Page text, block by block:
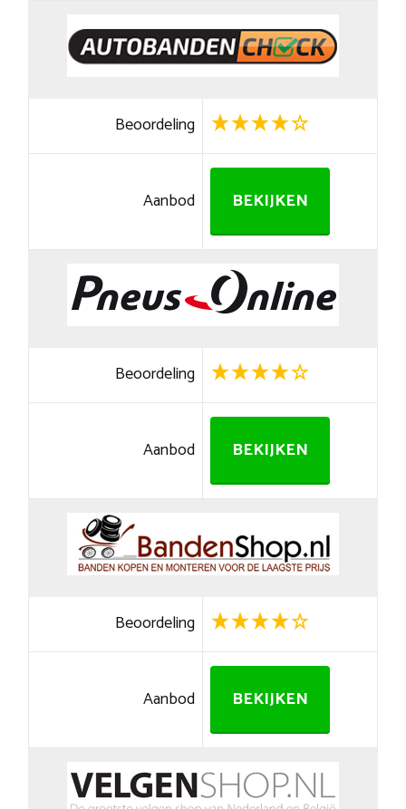
Beoordeling
Aanbod BEKIJKEN
Beoordeling
Aanbod BEKIJKEN
Beoordeling
Aanbod BEKIJKEN